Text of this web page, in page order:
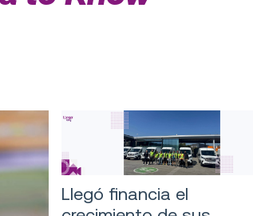
Llegó financia el